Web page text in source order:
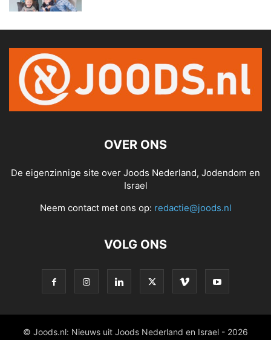
OVER ONS
De eigenzinnige site over Joods Nederland, Jodendom en
Israel
Neem contact met ons op: redactie@joods.nl
VOLG ONS
© Joods.nl: Nieuws uit Joods Nederland en Israel - 2026